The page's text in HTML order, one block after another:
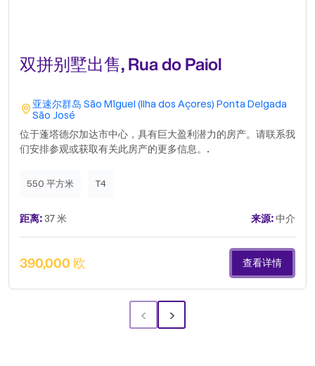
双拼别墅出售, Rua do Paiol
亚速尔群岛 São Miguel (Ilha dos Açores) Ponta Delgada
São José
位于蓬塔德尔加达市中心，具有巨大盈利潜力的房产。请联系我
们安排参观或获取有关此房产的更多信息。.
550 平方米 T4
距离: 37 米 来源:中介
390,000 欧 查看详情
‹ ›